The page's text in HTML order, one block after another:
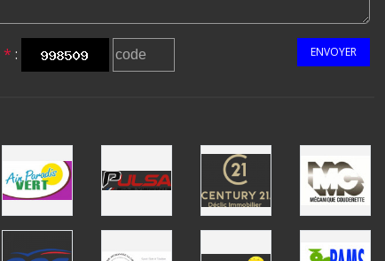
* : ENVOYER